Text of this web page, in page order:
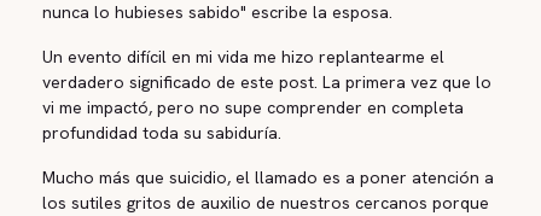
nunca lo hubieses sabido" escribe la esposa.
Un evento difícil en mi vida me hizo replantearme el
verdadero significado de este post. La primera vez que lo
vi me impactó, pero no supe comprender en completa
profundidad toda su sabiduría.
Mucho más que suicidio, el llamado es a poner atención a
los sutiles gritos de auxilio de nuestros cercanos porque